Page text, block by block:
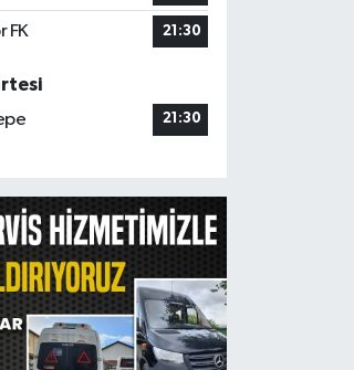
FK 21:30
21:30